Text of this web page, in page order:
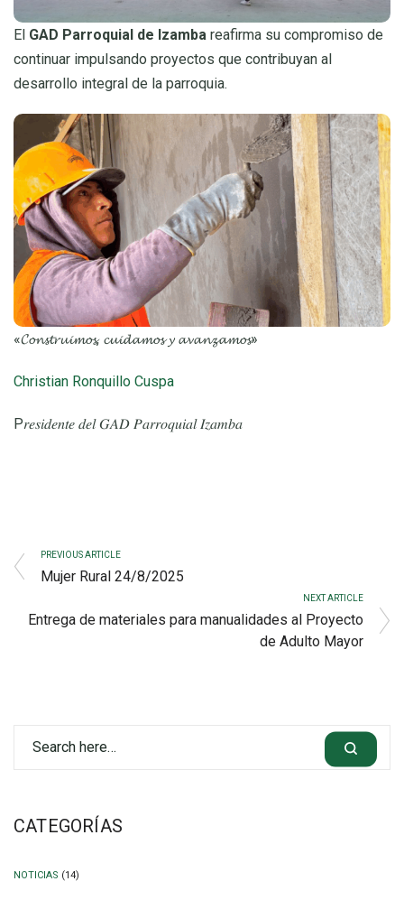
El GAD Parroquial de Izamba reafirma su compromiso de
continuar impulsando proyectos que contribuyan al
desarrollo integral de la parroquia.
«𝓒𝓸𝓷𝓼𝓽𝓻𝓾𝓲𝓶𝓸𝓼, 𝓬𝓾𝓲𝓭𝓪𝓶𝓸𝓼 𝔂 𝓪𝓿𝓪𝓷𝔃𝓪𝓶𝓸𝓼»
Christian Ronquillo Cuspa
P𝑟𝑒𝑠𝑖𝑑𝑒𝑛𝑡𝑒 𝑑𝑒𝑙 𝐺𝐴𝐷 𝑃𝑎𝑟𝑟𝑜𝑞𝑢𝑖𝑎𝑙 𝐼𝑧𝑎𝑚𝑏𝑎
PREVIOUS ARTICLE
Mujer Rural 24/8/2025
NEXT ARTICLE
Entrega de materiales para manualidades al Proyecto
de Adulto Mayor
CATEGORÍAS
NOTICIAS (14)